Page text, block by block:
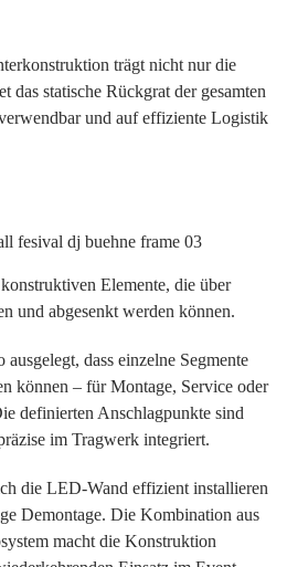
trägt nicht nur die
statische Rückgrat der gesamten
und auf effiziente Logistik
Elemente, die über
und abgesenkt werden können.
dass einzelne Segmente
können – für Montage, Service oder
definierten Anschlagpunkte sind
im Tragwerk integriert.
die LED-Wand effizient installieren
Demontage. Die Kombination aus
macht die Konstruktion